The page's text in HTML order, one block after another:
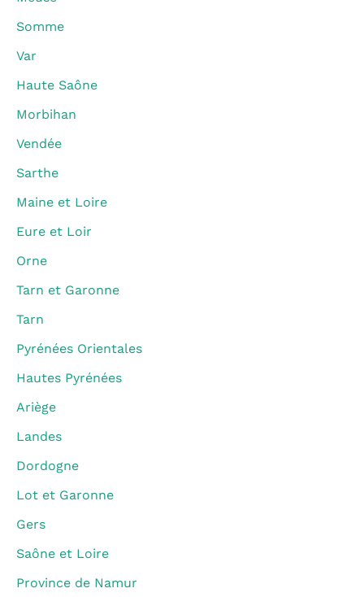
Somme
Var
Haute Saône
Morbihan
Vendée
Sarthe
Maine et Loire
Eure et Loir
Orne
Tarn et Garonne
Tarn
Pyrénées Orientales
Hautes Pyrénées
Ariège
Landes
Dordogne
Lot et Garonne
Gers
Saône et Loire
Province de Namur